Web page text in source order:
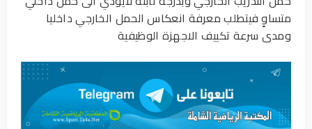
متساوٍ فيتطلب معرفة انعكاس الحمل الخارجي داخليا
ومدى سرعة تكييف الاجهزة الوظيفية